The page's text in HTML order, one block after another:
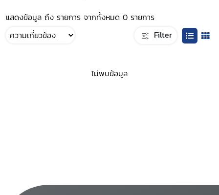
แสดงข้อมูล ถึง รายการ จากทั้งหมด 0 รายการ
Filter
ไม่พบข้อมูล